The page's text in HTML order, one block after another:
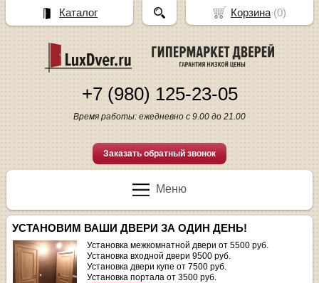
+7 (980) 125-23-05
Время работы: ежедневно с 9.00 до 21.00
Заказать обратный звонок
Меню
УСТАНОВИМ ВАШИ ДВЕРИ ЗА ОДИН ДЕНЬ!
Установка межкомнатной двери от 5500 руб.
Установка входной двери 9500 руб.
Установка двери купе от 7500 руб.
Установка портала от 3500 руб.
Корзина(0)
Каталог